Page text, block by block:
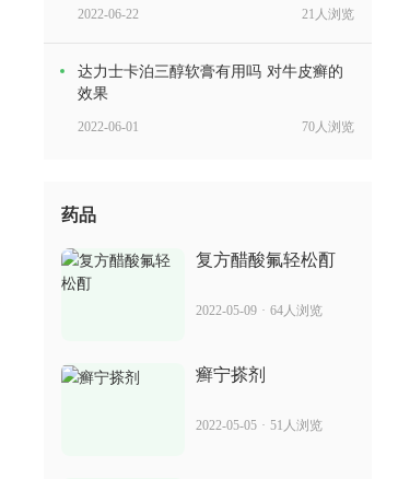
2022-06-22 21人浏览
达力士卡泊三醇软膏有用吗 对牛皮癣的
效果
2022-06-01 70人浏览
药品
复方醋酸氟轻松酊
2022-05-09 · 64人浏览
癣宁搽剂
2022-05-05 · 51人浏览